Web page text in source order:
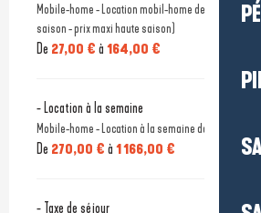
Mobile-home - Location mobil-home de 2 à 8
saison - prix maxi haute saison)
De 27,00 € à 164,00 €
- Location à la semaine
Mobile-home - Location à la semaine dans un mobil-
De 270,00 € à 1 166,00 €
- Taxe de séjour